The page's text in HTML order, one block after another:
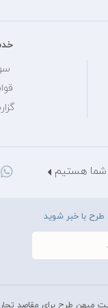
شما هستیم
با خبر شوید
میهن طرح برای مقاصد